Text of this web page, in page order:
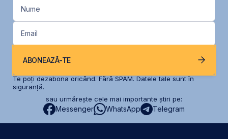
Nume
Email
ABONEAZĂ-TE
Te poți dezabona oricând. Fără SPAM. Datele tale sunt în
siguranță.
sau urmărește cele mai importante știri pe:
Messenger WhatsApp Telegram